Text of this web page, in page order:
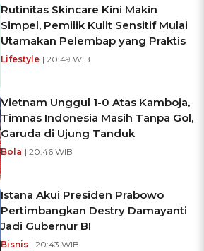
Rutinitas Skincare Kini Makin
Simpel, Pemilik Kulit Sensitif Mulai
Utamakan Pelembap yang Praktis
Lifestyle | 20:49 WIB
Vietnam Unggul 1-0 Atas Kamboja,
Timnas Indonesia Masih Tanpa Gol,
Garuda di Ujung Tanduk
Bola | 20:46 WIB
Istana Akui Presiden Prabowo
Pertimbangkan Destry Damayanti
Jadi Gubernur BI
Bisnis | 20:43 WIB